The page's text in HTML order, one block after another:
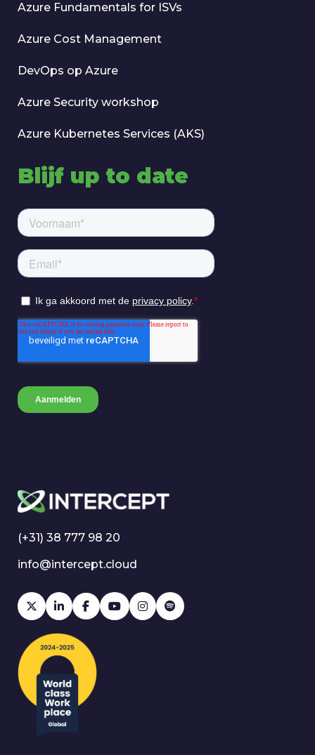
Azure Fundamentals for ISVs
Azure Cost Management
DevOps op Azure
Azure Security workshop
Azure Kubernetes Services (AKS)
(+31) 38 777 98 20
info@intercept.cloud
Blijf up to date